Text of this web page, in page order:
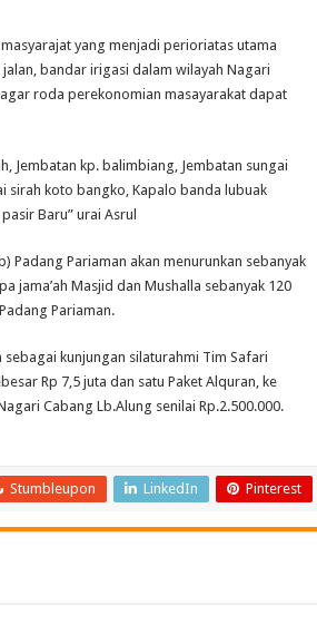
yang menjadi perioriatas utama
bandar irigasi dalam wilayah Nagari
roda perekonomian masayarakat dapat
Jembatan kp. balimbiang, Jembatan sungai
sirah koto bangko, Kapalo banda lubuak
Baru” urai Asrul
Padang Pariaman akan menurunkan sebanyak
jama’ah Masjid dan Mushalla sebanyak 120
Pariaman.
sebagai kunjungan silaturahmi Tim Safari
Rp 7,5 juta dan satu Paket Alquran, ke
Cabang Lb.Alung senilai Rp.2.500.000.
Stumbleupon LinkedIn Pinterest